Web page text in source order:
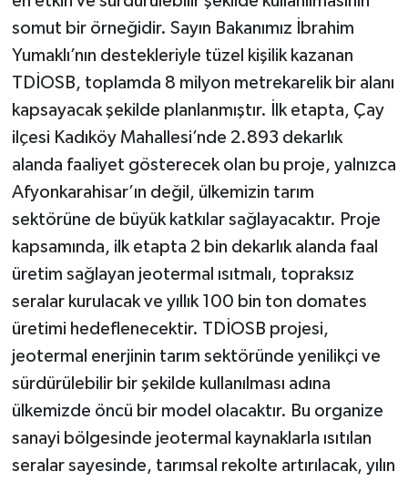
somut bir örneğidir. Sayın Bakanımız İbrahim
Yumaklı’nın destekleriyle tüzel kişilik kazanan
TDİOSB, toplamda 8 milyon metrekarelik bir alanı
kapsayacak şekilde planlanmıştır. İlk etapta, Çay
ilçesi Kadıköy Mahallesi’nde 2.893 dekarlık
alanda faaliyet gösterecek olan bu proje, yalnızca
Afyonkarahisar’ın değil, ülkemizin tarım
sektörüne de büyük katkılar sağlayacaktır. Proje
kapsamında, ilk etapta 2 bin dekarlık alanda faal
üretim sağlayan jeotermal ısıtmalı, topraksız
seralar kurulacak ve yıllık 100 bin ton domates
üretimi hedeflenecektir. TDİOSB projesi,
jeotermal enerjinin tarım sektöründe yenilikçi ve
sürdürülebilir bir şekilde kullanılması adına
ülkemizde öncü bir model olacaktır. Bu organize
sanayi bölgesinde jeotermal kaynaklarla ısıtılan
seralar sayesinde, tarımsal rekolte artırılacak, yılın